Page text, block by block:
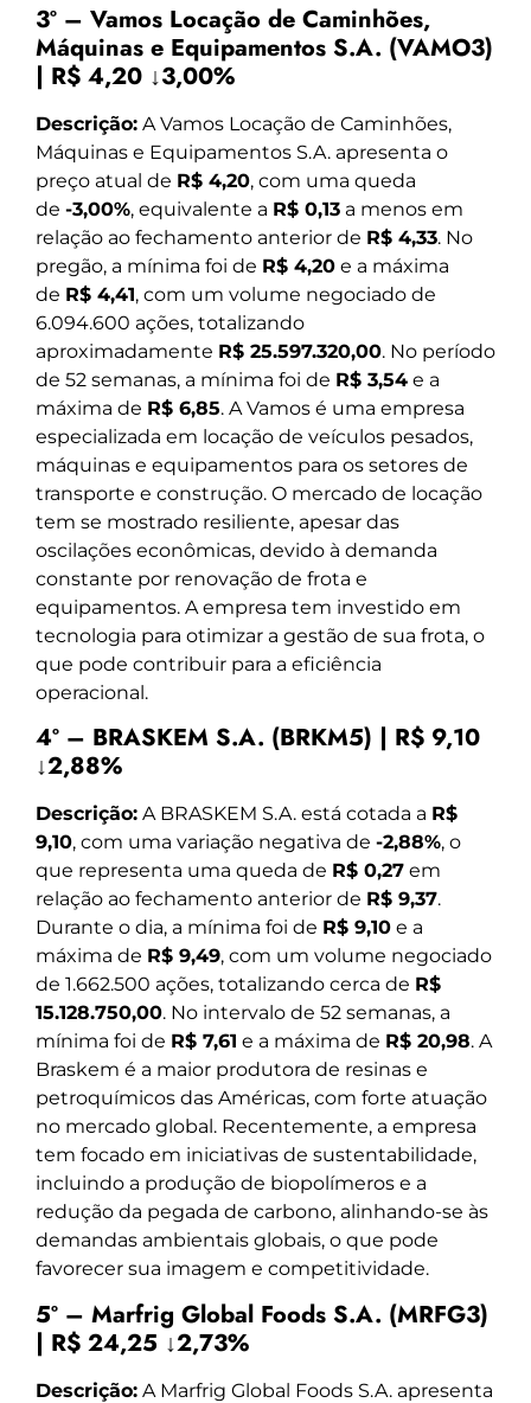
3º – Vamos Locação de Caminhões,
Máquinas e Equipamentos S.A. (VAMO3)
| R$ 4,20 ↓3,00%
Descrição: A Vamos Locação de Caminhões,
Máquinas e Equipamentos S.A. apresenta o
preço atual de R$ 4,20, com uma queda
de -3,00%, equivalente a R$ 0,13 a menos em
relação ao fechamento anterior de R$ 4,33. No
pregão, a mínima foi de R$ 4,20 e a máxima
de R$ 4,41, com um volume negociado de
6.094.600 ações, totalizando
aproximadamente R$ 25.597.320,00. No período
de 52 semanas, a mínima foi de R$ 3,54 e a
máxima de R$ 6,85. A Vamos é uma empresa
especializada em locação de veículos pesados,
máquinas e equipamentos para os setores de
transporte e construção. O mercado de locação
tem se mostrado resiliente, apesar das
oscilações econômicas, devido à demanda
constante por renovação de frota e
equipamentos. A empresa tem investido em
tecnologia para otimizar a gestão de sua frota, o
que pode contribuir para a eficiência
operacional.
4º – BRASKEM S.A. (BRKM5) | R$ 9,10
↓2,88%
Descrição: A BRASKEM S.A. está cotada a R$
9,10, com uma variação negativa de -2,88%, o
que representa uma queda de R$ 0,27 em
relação ao fechamento anterior de R$ 9,37.
Durante o dia, a mínima foi de R$ 9,10 e a
máxima de R$ 9,49, com um volume negociado
de 1.662.500 ações, totalizando cerca de R$
15.128.750,00. No intervalo de 52 semanas, a
mínima foi de R$ 7,61 e a máxima de R$ 20,98. A
Braskem é a maior produtora de resinas e
petroquímicos das Américas, com forte atuação
no mercado global. Recentemente, a empresa
tem focado em iniciativas de sustentabilidade,
incluindo a produção de biopolímeros e a
redução da pegada de carbono, alinhando-se às
demandas ambientais globais, o que pode
favorecer sua imagem e competitividade.
5º – Marfrig Global Foods S.A. (MRFG3)
| R$ 24,25 ↓2,73%
Descrição: A Marfrig Global Foods S.A. apresenta